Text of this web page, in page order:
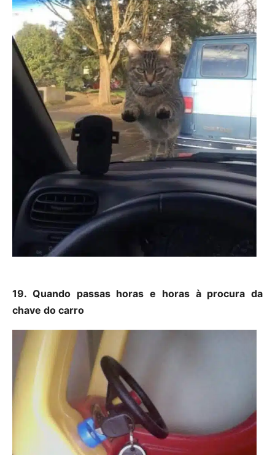
19. Quando passas horas e horas à procura da
chave do carro